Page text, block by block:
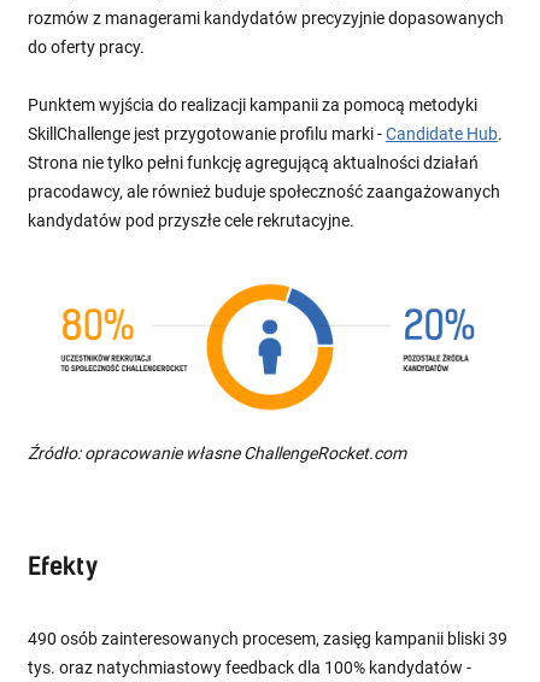
rozmów z managerami kandydatów precyzyjnie dopasowanych
do oferty pracy.
Punktem wyjścia do realizacji kampanii za pomocą metodyki
SkillChallenge jest przygotowanie profilu marki -Candidate Hub.
Strona nie tylko pełni funkcję agregującą aktualności działań
pracodawcy, ale również buduje społeczność zaangażowanych
kandydatów pod przyszłe cele rekrutacyjne.
Źródło: opracowanie własne ChallengeRocket.com
Efekty
490 osób zainteresowanych procesem, zasięg kampanii bliski 39
tys. oraz natychmiastowy feedback dla 100% kandydatów -